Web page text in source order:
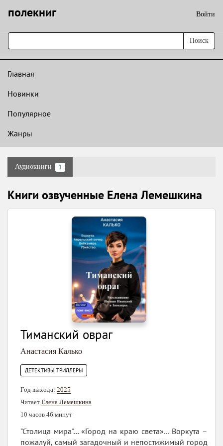
полекниг Войти
Поиск
Главная
Новинки
Популярное
Жанры
Аудиокниги 1
Книги озвученные Елена Лемешкина
Тиманский овраг
Анастасия Калько
ДЕТЕКТИВЫ, ТРИЛЛЕРЫ
Год выхода: 2025
Читает Елена Лемешкина
10 часов 46 минут
"Столица мира"… «Город на краю света»… Воркута –
пожалуй, самый загадочный и непостижимый город